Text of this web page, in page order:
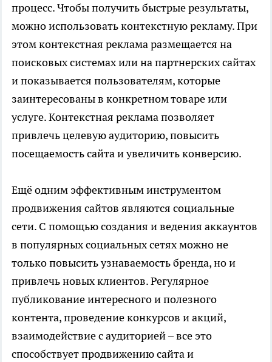
процесс. Чтобы получить быстрые результаты,
можно использовать контекстную рекламу. При
этом контекстная реклама размещается на
поисковых системах или на партнерских сайтах
и показывается пользователям, которые
заинтересованы в конкретном товаре или
услуге. Контекстная реклама позволяет
привлечь целевую аудиторию, повысить
посещаемость сайта и увеличить конверсию.
Ещё одним эффективным инструментом
продвижения сайтов являются социальные
сети. С помощью создания и ведения аккаунтов
в популярных социальных сетях можно не
только повысить узнаваемость бренда, но и
привлечь новых клиентов. Регулярное
публикование интересного и полезного
контента, проведение конкурсов и акций,
взаимодействие с аудиторией – все это
способствует продвижению сайта и